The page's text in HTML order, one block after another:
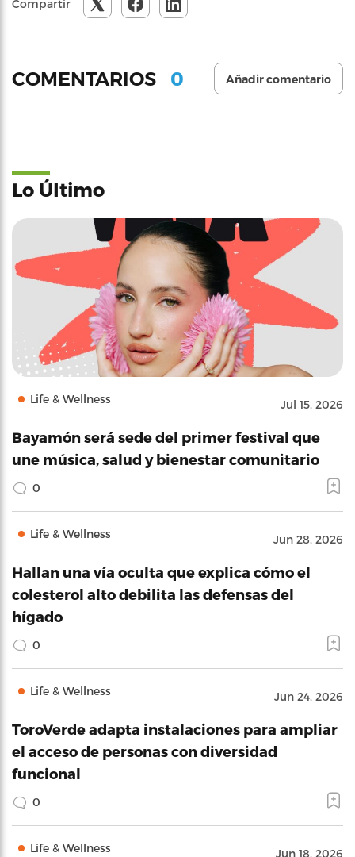
Compartir
COMENTARIOS 0 Añadir comentario
Lo Último
Life & Wellness Jul 15, 2026
Bayamón será sede del primer festival que
une música, salud y bienestar comunitario
0
Life & Wellness Jun 28, 2026
Hallan una vía oculta que explica cómo el
colesterol alto debilita las defensas del
hígado
0
Life & Wellness Jun 24, 2026
ToroVerde adapta instalaciones para ampliar
el acceso de personas con diversidad
funcional
0
Life & Wellness Jun 18, 2026